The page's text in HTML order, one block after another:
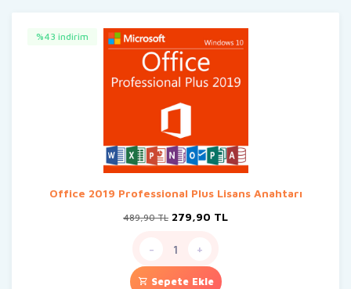
%43 indirim
Office 2019 Professional Plus Lisans Anahtarı
489,90TL Orijinal
279,90 TLŞu
- +
Sepete Ekle